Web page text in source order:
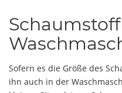
Sofern es die Größe des
ihn auch in der